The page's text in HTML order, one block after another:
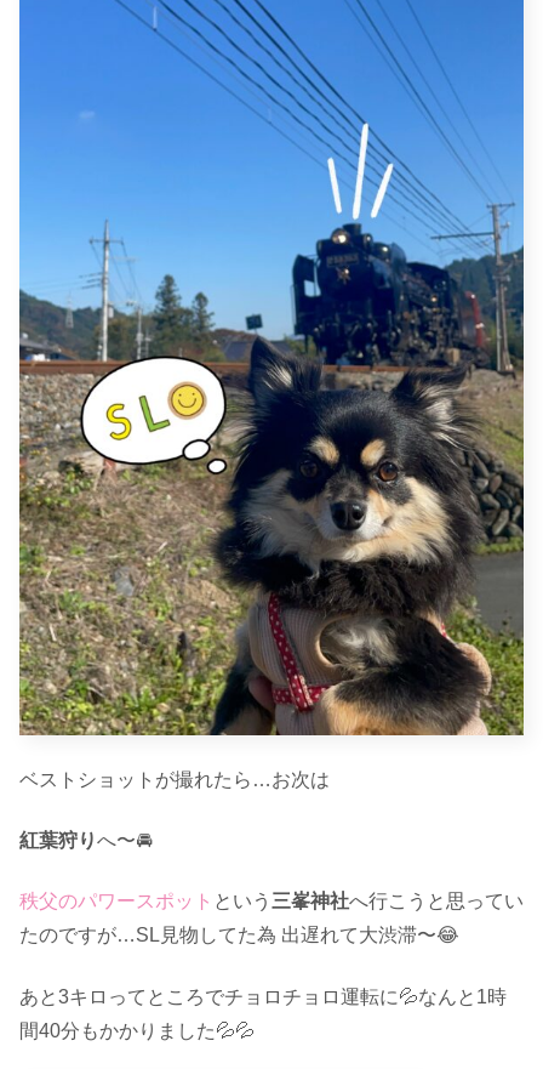
ベストショットが撮れたら…お次は
紅葉狩りへ〜🚘
秩父のパワースポット という 三峯神社へ行こうと思ってい
たのですが…SL見物してた為 出遅れて大渋滞〜😂
あと3キロってところでチョロチョロ運転に💦なんと1時
間40分もかかりました💦💦